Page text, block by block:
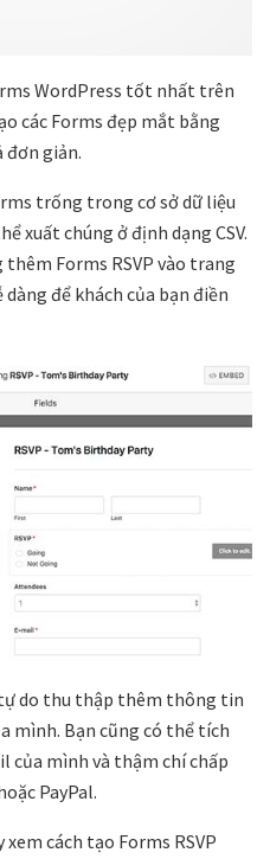
WordPress tốt nhất trên
các Forms đẹp mắt bằng
đơn giản.
trống trong cơ sở dữ liệu
xuất chúng ở định dạng CSV.
Forms RSVP vào trang
để khách của bạn điền
do thu thập thêm thông tin
mình. Bạn cũng có thể tích
của mình và thậm chí chấp
PayPal.
cách tạo Forms RSVP